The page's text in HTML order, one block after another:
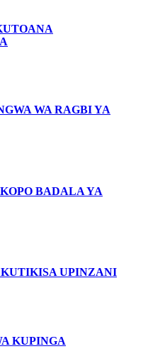
WA RAGBI YA
BADALA YA
UPINZANI
KUPINGA